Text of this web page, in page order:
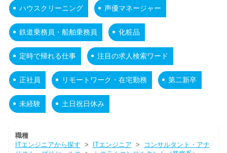
ハウスクリーニング 声優マネージャー
鉄道乗務員・船舶乗務員 化粧品
定時で帰れる仕事 注目の求人検索ワード
正社員 リモートワーク・在宅勤務 第二新卒
未経験 土日祝日休み
職種
ITエンジニアから探す > ITエンジニア >
コンサルタント・アナ